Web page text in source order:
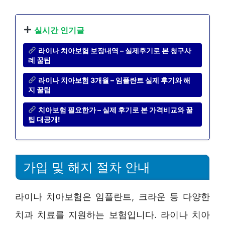
실시간 인기글
라이나 치아보험 보장내역 – 실제후기로 본 청구사
례 꿀팁
라이나 치아보험 3개월 – 임플란트 실제 후기와 해
지 꿀팁
치아보험 필요한가 – 실제 후기로 본 가격비교와 꿀
팁 대공개!
가입 및 해지 절차 안내
라이나 치아보험은 임플란트, 크라운 등 다양한
치과 치료를 지원하는 보험입니다. 라이나 치아